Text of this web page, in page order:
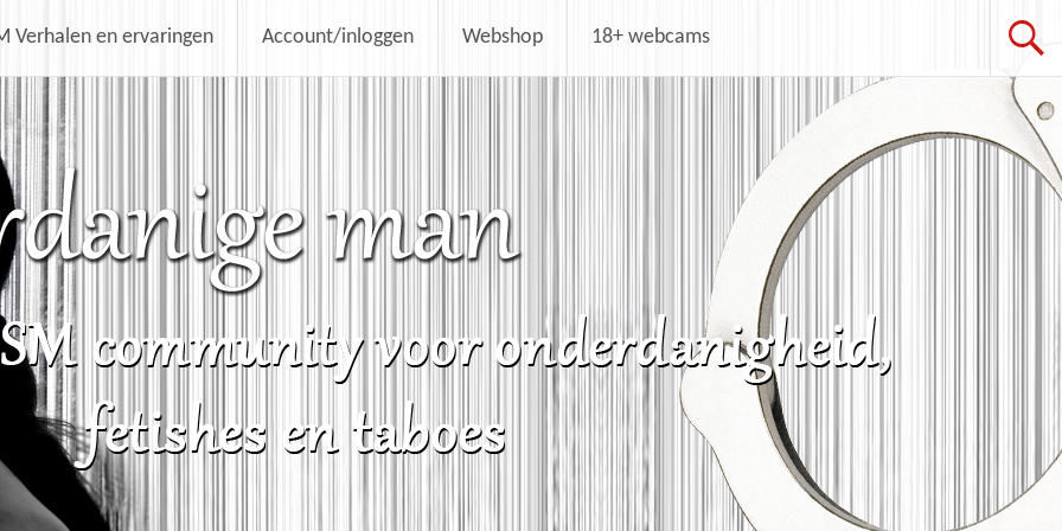
Verhalen en ervaringen Account/inloggen Webshop 18+ webcams